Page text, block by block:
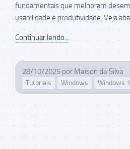
fundamentais que melhoram
usabilidade e produtividade. Veja
Continuar lendo...
28/10/2025 por Maison da Silva
Tutoriais Windows Windows